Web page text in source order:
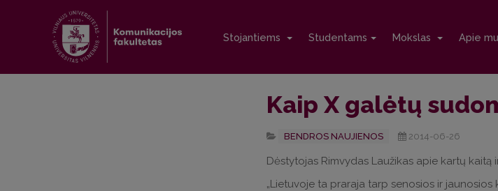
Stojantiems Studentams Mokslas Apie
Kaip X galėtų
BENDROS NAUJIENOS 2014-06-26
Dėstytojas Rimvydas Laužikas apie kartų kaitą
„Lietuvoje ta praraja tarp senosios ir